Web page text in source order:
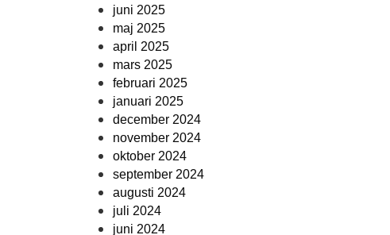
juni 2025
maj 2025
april 2025
mars 2025
februari 2025
januari 2025
december 2024
november 2024
oktober 2024
september 2024
augusti 2024
juli 2024
juni 2024